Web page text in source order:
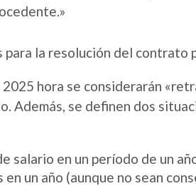
la resolución del contrato
hora se considerarán
Además, se definen dos
salario en un período de un
un año (aunque no sean